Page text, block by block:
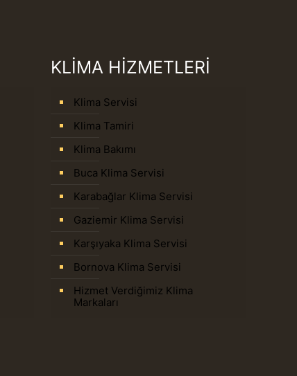
KLİMA HİZMETLERİ
Klima Servisi
Klima Tamiri
Klima Bakımı
Buca Klima Servisi
Karabağlar Klima Servisi
Gaziemir Klima Servisi
Karşıyaka Klima Servisi
Bornova Klima Servisi
Hizmet Verdiğimiz Klima
Markaları